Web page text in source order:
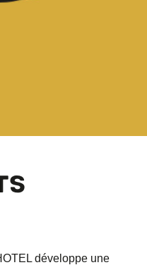
développe une